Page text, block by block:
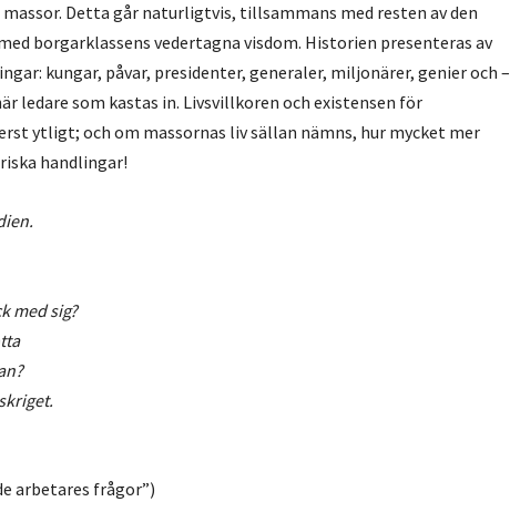
Detta går naturligtvis, tillsammans med resten av den
borgarklassens vedertagna visdom. Historien presenteras av
kungar, påvar, presidenter, generaler, miljonärer, genier och –
ledare som kastas in. Livsvillkoren och existensen för
ytligt; och om massornas liv sällan nämns, hur mycket mer
handlingar!
med sig?
arbetares frågor”)